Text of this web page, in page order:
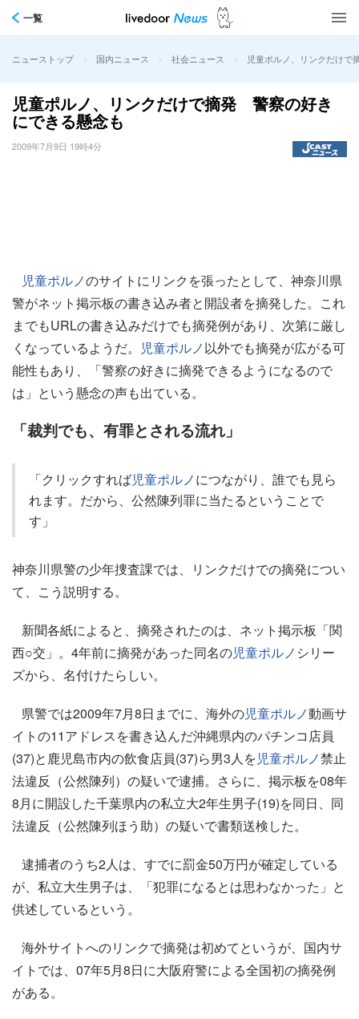
一覧
ニューストップ > 国内ニュース > 社会ニュース > 児童ポルノ、リンクだけ
児童ポルノ、リンクだけで摘発 警察の好き
にできる懸念も
2009年7月9日 19時4分
児童ポルノのサイトにリンクを張ったとして、神奈川県
警がネット掲示板の書き込み者と開設者を摘発した。これ
までもURLの書き込みだけでも摘発例があり、次第に厳し
くなっているようだ。
児童ポルノ以外でも摘発が広がる可
能性もあり、「警察の好きに摘発できるようになるので
は」という懸念の声も出ている。
「裁判でも、有罪とされる流れ」
「クリックすれば児童ポルノにつながり、誰でも見ら
れます。だから、公然陳列罪に当たるということで
す」
神奈川県警の少年捜査課では、リンクだけでの摘発につい
て、こう説明する。
新聞各紙によると、摘発されたのは、ネット掲示板「関
西○交」。4年前に摘発があった同名の児童ポルノ シリー
ズから、名付けたらしい。
県警では2009年7月8日までに、海外の児童ポルノ動画サ
イトの11アドレスを書き込んだ沖縄県内のパチンコ店員
(37)と鹿児島市内の飲食店員(37)ら男3人を児童ポルノ禁止
法違反（公然陳列）の疑いで逮捕。さらに、掲示板を08年
8月に開設した千葉県内の私立大2年生男子(19)を同日、同
法違反（公然陳列ほう助）の疑いで書類送検した。
逮捕者のうち2人は、すでに罰金50万円が確定している
が、私立大生男子は、「犯罪になるとは思わなかった」と
供述しているという。
海外サイトへのリンクで摘発は初めてというが、国内サ
イトでは、07年5月8日に大阪府警による全国初の摘発例
がある。